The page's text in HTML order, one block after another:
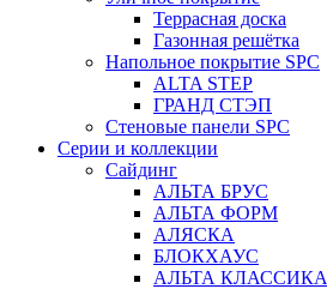
Террасная доска
Газонная решётка
Напольное покрытие SPC
ALTA STEP
ГРАНД СТЭП
Стеновые панели SPC
Серии и коллекции
Сайдинг
АЛЬТА БРУС
АЛЬТА ФОРМ
АЛЯСКА
БЛОКХАУС
АЛЬТА КЛАССИКА